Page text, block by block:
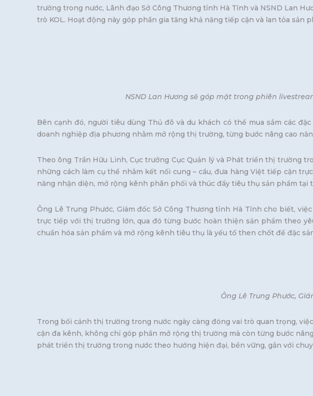
trường trong nước, Lãnh đạo Sở Công Thương tỉnh Hà Tĩnh và NSND Lan
trò KOL. Hoạt động này góp phần gia tăng khả năng tiếp cận và lan tỏa
NSND Lan Hương sẽ góp mặt trong phiên
Bên cạnh đó, người tiêu dùng Thủ đô và du khách có thể mua sắm các
doanh nghiệp địa phương nhằm mở rộng thị trường, từng bước nâng cao
Theo ông Trần Hữu Linh, Cục trưởng Cục Quản lý và Phát triển thị trường
những cách làm cụ thể nhằm kết nối cung – cầu, đưa hàng Việt tiếp cận
năng nhận diện, mở rộng kênh phân phối và thúc đẩy tiêu thụ sản phẩm tại
Ông Lê Trung Phước, Giám đốc Sở Công Thương tỉnh Hà Tĩnh cho biết,
trực tiếp với thị trường lớn, qua đó từng bước hoàn thiện sản phẩm theo
chuẩn hóa sản phẩm và mở rộng kênh tiêu thụ là yếu tố then chốt để đặc
Ông Lê Trung Phước,
Trong bối cảnh thị trường trong nước ngày càng đóng vai trò quan trọng,
cận đa kênh, không chỉ góp phần mở rộng thị trường mà còn từng bước
phát triển thị trường trong nước theo hướng hiện đại, bền vững, gắn với
Theo Cổng TTĐT Cục Quản